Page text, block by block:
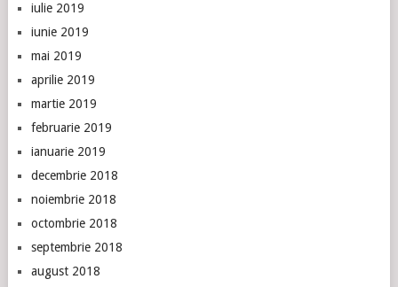
iulie 2019
iunie 2019
mai 2019
aprilie 2019
martie 2019
februarie 2019
ianuarie 2019
decembrie 2018
noiembrie 2018
octombrie 2018
septembrie 2018
august 2018